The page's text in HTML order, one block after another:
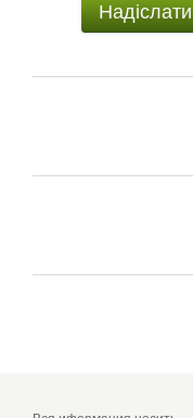
Надіслати